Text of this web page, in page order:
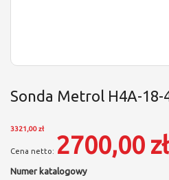
Sonda Metrol H4A-18-
3321,00 zł
2700,00 zł
Numer katalogowy